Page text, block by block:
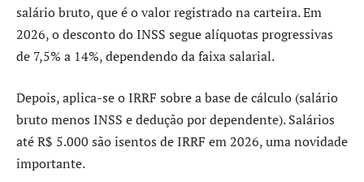
salário bruto, que é o valor registrado na carteira. Em
2026, o desconto do INSS segue alíquotas progressivas
de 7,5% a 14%, dependendo da faixa salarial.
Depois, aplica-se o IRRF sobre a base de cálculo (salário
bruto menos INSS e dedução por dependente). Salários
até R$ 5.000 são isentos de IRRF em 2026, uma novidade
importante.